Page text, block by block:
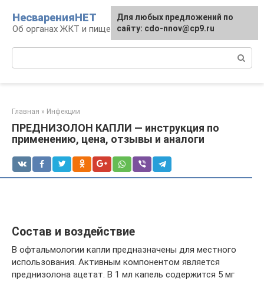
контенту
НесваренияНЕТ
Об органах ЖКТ и пищеварении
Главная » Инфекции
ПРЕДНИЗОЛОН КАПЛИ — инструкция по
применению, цена, отзывы и аналоги
Состав и воздействие
В офтальмологии капли предназначены для местного
использования. Активным компонентом является
преднизолона ацетат. В 1 мл капель содержится 5 мг
Для любых предложений по
сайту: cdo-nnov@cp9.ru